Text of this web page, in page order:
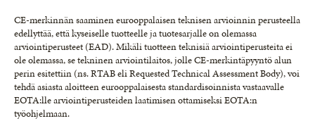
CE-merkinnän saaminen eurooppalaisen teknisen arvioinnin perusteella
edellyttää, että kyseiselle tuotteelle ja tuotesarjalle on olemassa
arviointiperusteet (EAD). Mikäli tuotteen teknisiä arviointiperusteita ei
ole olemassa, se tekninen arviointilaitos, jolle CE-merkintäpyyntö alun
perin esitettiin (ns. RTAB eli Requested Technical Assessment Body), voi
tehdä asiasta aloitteen eurooppalaisesta standardisoinnista vastaavalle
EOTA:lle arviointiperusteiden laatimisen ottamiseksi EOTA:n
työohjelmaan.